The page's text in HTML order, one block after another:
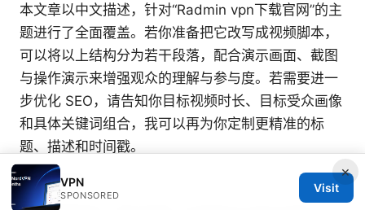
本文章以中文描述，针对“Radmin vpn下载官网”的主
题进行了全面覆盖。若你准备把它改写成视频脚本，
可以将以上结构分为若干段落，配合演示画面、截图
与操作演示来增强观众的理解与参与度。若需要进一
步优化 SEO，请告知你目标视频时长、目标受众画像
和具体关键词组合，我可以再为你定制更精准的标
题、描述和时间戳。
Sources: ×
VPN
SPONSORED
Visit